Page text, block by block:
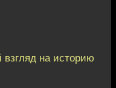
взгляд на историю